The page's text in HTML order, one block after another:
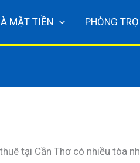
MẶT TIỀN PHÒNG TRỌ
tại Cần Thơ có nhiều tòa